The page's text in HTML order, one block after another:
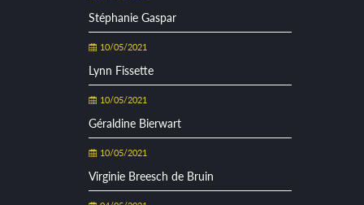
Stéphanie Gaspar
10/05/2021
Lynn Fissette
10/05/2021
Géraldine Bierwart
10/05/2021
Virginie Breesch de Bruin